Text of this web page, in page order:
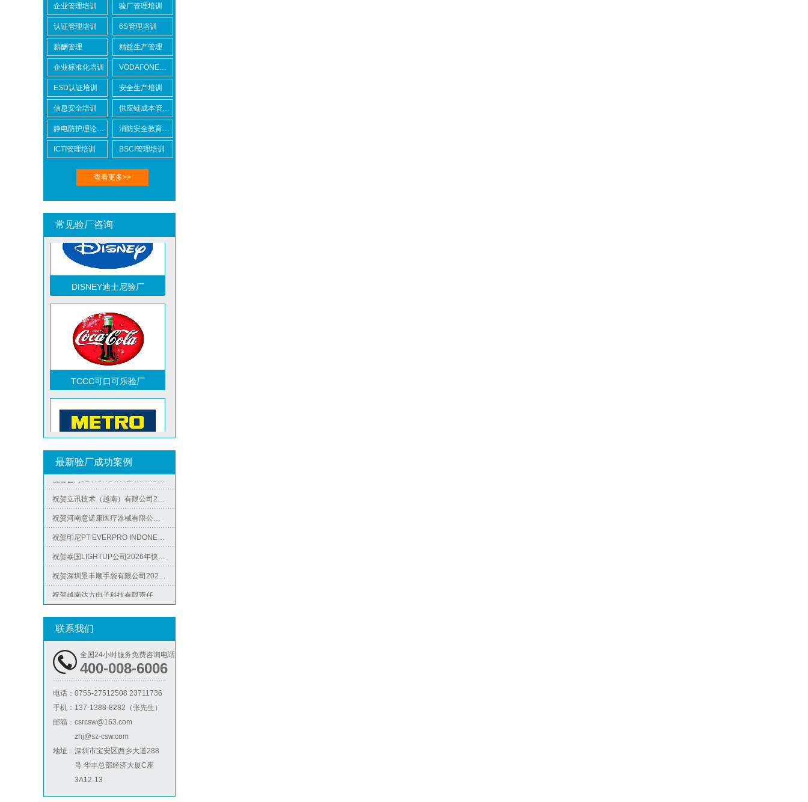
企业管理培训 验厂管理培训
认证管理培训 6S管理培训
薪酬管理 精益生产管理
企业标准化培训 VODAFONE认证知识培训
ESD认证培训 安全生产培训
信息安全培训 供应链成本管控培训
静电防护理论培训 消防安全教育培训
ICTI管理培训 BSCI管理培训
查看更多>>
常见验厂咨询
BSCI验厂
ICTI验厂
DISNEY迪士尼验厂
TCCC可口可乐验厂
Metro麦德龙验厂
ICS验厂
Lowe's劳氏验厂
BSCI验厂
最新验厂成功案例
祝贺越南达方电子科技有限责任公司2026年快速通过RBA-VAP审核并取得178分银牌
祝贺力特半导体（无锡）有限公司2026年快速通过RBA-VAP认证审核并取得170.2分
祝贺立讯技术（越南）有限公司2026年快速通过RBA-VAP认证审核，斩获金牌评级！
祝贺河南意诺康医疗器械有限公司2026年快速通过GMP认证
祝贺印尼PT EVERPRO INDONESIA TECHNOLOGIES公司2026年快速通过RBA-VAP审核
祝贺泰国LIGHTUP公司2026年快速通过SCAN验厂审核并取得99分
祝贺深圳景丰顺手袋有限公司2026年快速通过SGS-GRS认证
祝贺越南达方电子科技有限责任公司2026年快速通过RBA-VAP审核并取得178分银牌
祝贺中山蓝晨科技股份有限公司2026年快速通过BSCI验厂-B级
祝贺台湾JE HONG INTERNATIONAL TEXTILE CO., LTD 2026年快速通过GRS认证
祝贺立讯技术（越南）有限公司2026年快速通过RBA-VAP认证审核，斩获金牌评级！
祝贺河南意诺康医疗器械有限公司2026年快速通过GMP认证
联系我们
全国24小时服务免费咨询电话
400-008-6006
电话： 0755-27512508 23711736
手机： 137-1388-8282（张先生）
邮箱： csrcsw@163.com
zhj@sz-csw.com
地址： 深圳市宝安区西乡大道288
号 华丰总部经济大厦C座
3A12-13